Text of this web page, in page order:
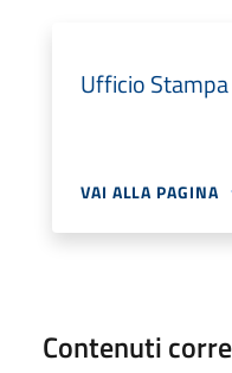
Ufficio
VAI ALLA PAGINA
Contenuti